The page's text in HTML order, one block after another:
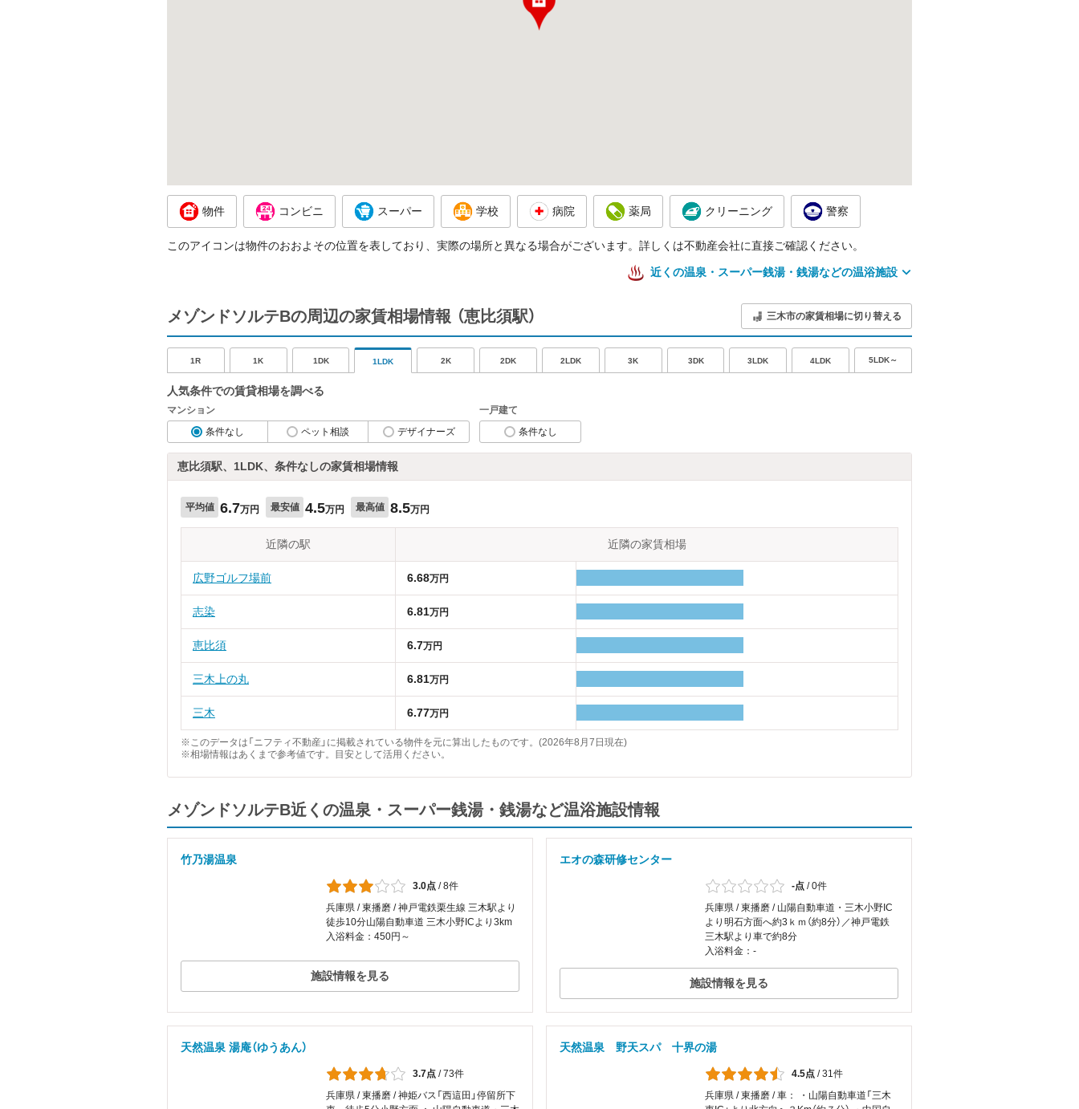
物件 コンビニ スーパー 学校 病院 薬局 クリーニング 警察
このアイコンは物件のおおよその位置を表しており、実際の場所と異なる場合がございます。詳しくは不動産会社に直接ご確認ください。
近くの温泉・スーパー銭湯・銭湯などの温浴施設
メゾンドソルテBの周辺の家賃相場情報 （恵比須駅） 三木市の家賃相場に切り替える
1R 1K 1DK 1LDK 2K 2DK 2LDK 3K 3DK 3LDK 4LDK 5LDK～
人気条件での賃貸相場を調べる
マンション
条件なし
ペット相談 デザイナーズ
一戸建て
条件なし
恵比須駅、1LDK、条件なしの家賃相場情報
平均値 6.7万円 最安値 4.5万円 最高値 8.5万円
近隣の駅 近隣の家賃相場
広野ゴルフ場前 6.68万円
志染 6.81万円
恵比須 6.7万円
三木上の丸 6.81万円
三木 6.77万円
※このデータは「ニフティ不動産」に掲載されている物件を元に算出したものです。(2026年8月7日現在)
※相場情報はあくまで参考値です。目安として活用ください。
メゾンドソルテB近くの温泉・スーパー銭湯・銭湯など温浴施設情報
竹乃湯温泉
3.0点 /8件
兵庫県 / 東播磨 / 神戸電鉄栗生線 三木駅より
徒歩10分山陽自動車道 三木小野ICより3km
入浴料金：450円～
施設情報を見る
エオの森研修センター
-点 /0件
兵庫県 / 東播磨 / 山陽自動車道・三木小野IC
より明石方面へ約3ｋｍ（約8分）／神戸電鉄
三木駅より車で約8分
入浴料金：-
施設情報を見る
天然温泉 湯庵（ゆうあん）
3.7点 /73件
兵庫県 / 東播磨 / 神姫バス「西這田」停留所下
天然温泉 野天スパ 十界の湯
4.5点 /31件
兵庫県 / 東播磨 / 車： ・山陽自動車道「三木